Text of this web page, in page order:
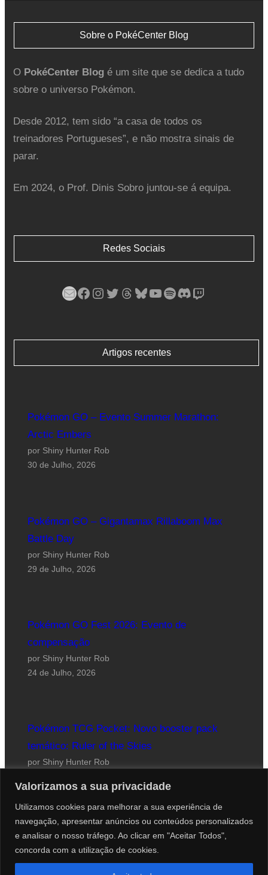
Valorizamos a sua privacidade
Utilizamos cookies para melhorar a sua experiência de
navegação, apresentar anúncios ou conteúdos personalizados
e analisar o nosso tráfego. Ao clicar em "Aceitar Todos",
concorda com a utilização de cookies.
Sobre o PokéCenter Blog
O PokéCenter Blogé um site que se dedica a tudo
sobre o universo Pokémon.
Desde 2012, tem sido “a casa de todos os
treinadores Portugueses”, e não mostra sinais de
parar.
Em 2024, o Prof. Dinis Sobro juntou-se á equipa.
Redes Sociais
Mail Facebook Instagram Twitter Threads Bluesky YouTube Spotify Discord Twitch
Artigos recentes
Pokémon GO – Evento Summer Marathon:
Arctic Embers
por Shiny Hunter Rob
30 de Julho, 2026
Pokémon GO – Gigantamax Rillaboom Max
Battle Day
por Shiny Hunter Rob
29 de Julho, 2026
Pokémon GO Fest 2026: Evento de
compensação
por Shiny Hunter Rob
24 de Julho, 2026
Pokémon TCG Pocket: Novo booster pack
temático: Ruler of the Skies
por Shiny Hunter Rob
Website desenhado por Roberto Coutinho